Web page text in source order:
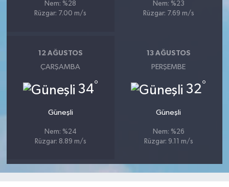
Nem: %28
Rüzgar: 7.00 m/s
Nem: %23
Rüzgar: 7.69 m/s
12 AĞUSTOS
ÇARŞAMBA
34°
Güneşli
Nem: %24
Rüzgar: 8.89 m/s
13 AĞUSTOS
PERŞEMBE
32°
Güneşli
Nem: %26
Rüzgar: 9.11 m/s